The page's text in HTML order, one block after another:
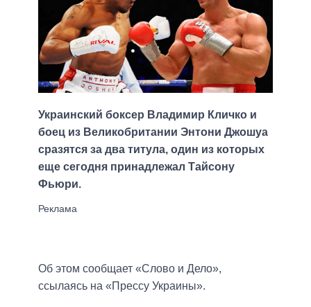
Украинский боксер Владимир Кличко и
боец из Великобритании Энтони Джошуа
сразятся за два титула, один из которых
еще сегодня принадлежал Тайсону
Фьюри.
Об этом сообщает «Слово и Дело»,
ссылаясь на «Прессу Украины».